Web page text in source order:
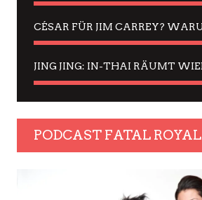
PODCAST FATAL ROYAL